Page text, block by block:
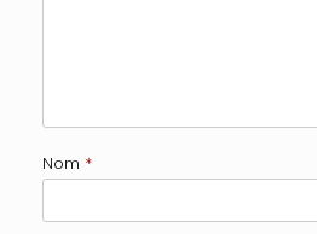
Nom *